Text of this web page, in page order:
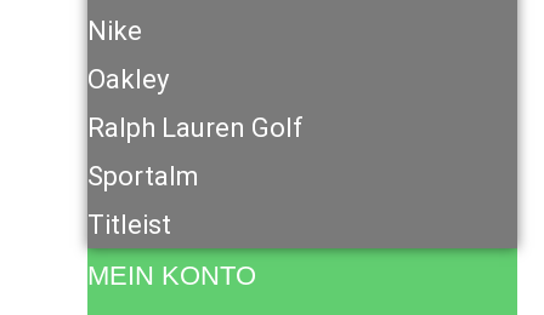
Nike
Oakley
Ralph Lauren Golf
Sportalm
Titleist
MEIN KONTO